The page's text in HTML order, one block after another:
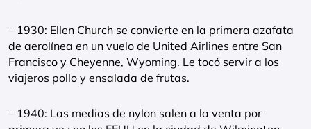
– 1930: Ellen Church se convierte en la primera azafata
de aerolínea en un vuelo de United Airlines entre San
Francisco y Cheyenne, Wyoming. Le tocó servir a los
viajeros pollo y ensalada de frutas.
– 1940: Las medias de nylon salen a la venta por